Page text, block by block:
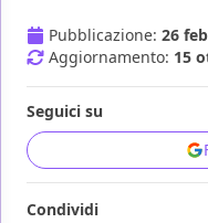
Pubblicazione: 26
Aggiornamento: 15
Seguici su
Condividi